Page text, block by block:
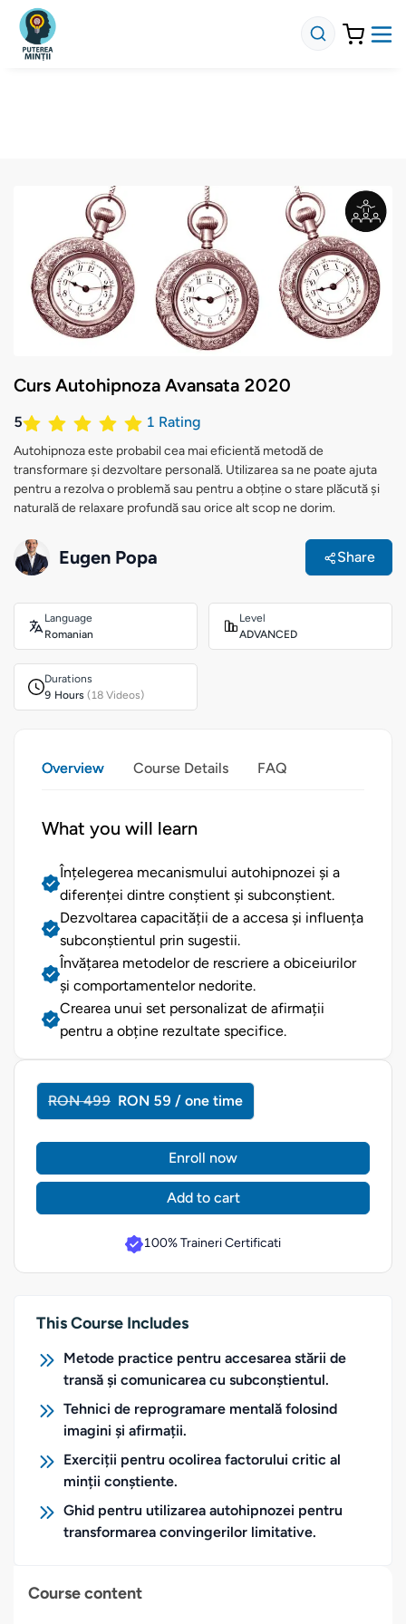
Course content
Curs Autohipnoza Avansata 2020
5 1 Rating
Autohipnoza este probabil cea mai eficientă metodă de
transformare și dezvoltare personală. Utilizarea sa ne poate ajuta
pentru a rezolva o problemă sau pentru a obține o stare plăcută și
naturală de relaxare profundă sau orice alt scop ne dorim.
Eugen Popa Share
Language
Romanian
Level
ADVANCED
Durations
9 Hours (18 Videos)
Overview Course Details FAQ
What you will learn
Înțelegerea mecanismului autohipnozei și a
diferenței dintre conștient și subconștient.
Dezvoltarea capacității de a accesa și influența
subconștientul prin sugestii.
Învățarea metodelor de rescriere a obiceiurilor
și comportamentelor nedorite.
Crearea unui set personalizat de afirmații
pentru a obține rezultate specifice.
RON 499 RON 59 / one time
Enroll now
Add to cart
100% Traineri Certificati
This Course Includes
Metode practice pentru accesarea stării de
transă și comunicarea cu subconștientul.
Tehnici de reprogramare mentală folosind
imagini și afirmații.
Exerciții pentru ocolirea factorului critic al
minții conștiente.
Ghid pentru utilizarea autohipnozei pentru
transformarea convingerilor limitative.